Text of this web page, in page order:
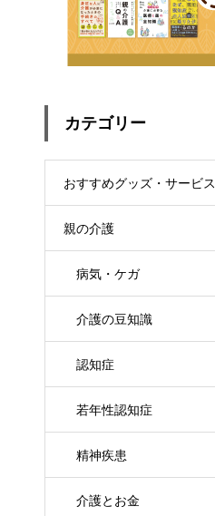
カテゴリー
おすすめグッズ・サービス
親の介護
病気・ケガ
介護の豆知識
認知症
若年性認知症
精神疾患
介護とお金